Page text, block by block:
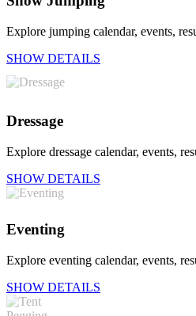
Explore jumping calendar, events,
SHOW DETAILS
Dressage
Explore dressage calendar, events,
SHOW DETAILS
Eventing
Explore eventing calendar, events,
SHOW DETAILS